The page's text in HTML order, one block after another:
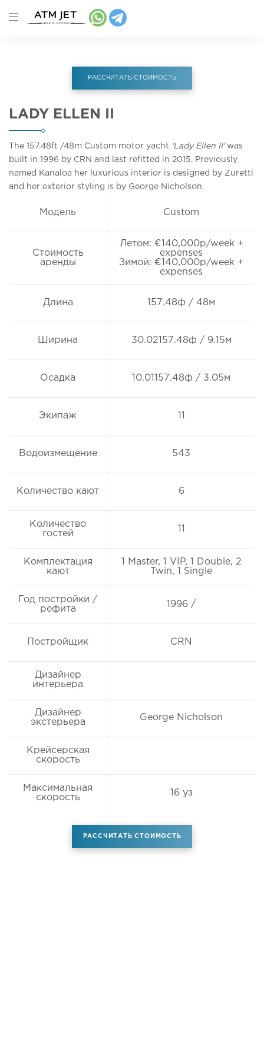
РАССЧИТАТЬ СТОИМОСТЬ
LADY ELLEN II
The 157.48ft /48m Custom motor yacht 'Lady Ellen II'was
built in 1996 by CRN and last refitted in 2015. Previously
named Kanaloa her luxurious interior is designed by Zuretti
and her exterior styling is by George Nicholson.
Модель Custom
Стоимость
аренды
Летом: €140,000p/week +
expenses
Зимой: €140,000p/week +
expenses
Длина 157.48ф / 48м
Ширина 30.02157.48ф / 9.15м
Осадка 10.01157.48ф / 3.05м
Экипаж 11
Водоизмещение 543
Количество кают 6
Количество
гостей
11
Комплектация
кают
1 Master, 1 VIP, 1 Double, 2
Twin, 1 Single
Год постройки /
рефита
1996 /
Постройщик CRN
Дизайнер
интерьера
Дизайнер
экстерьера
George Nicholson
Крейсерская
скорость
Максимальная
скорость
16 уз
РАССЧИТАТЬ СТОИМОСТЬ